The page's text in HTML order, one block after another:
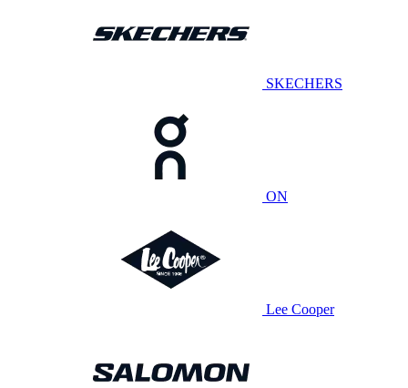
SKECHERS
ON
Lee Cooper